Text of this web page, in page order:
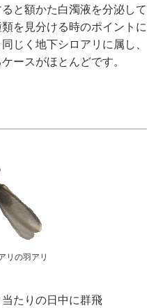
と額かた白濁液を分泌して
を見分ける時のポイントに
じく地下シロアリに属し、
ースがほとんどです。
リの羽アリ
たりの日中に群飛